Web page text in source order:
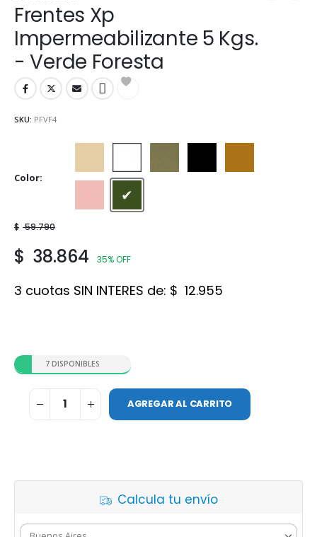
Frentes Xp
Impermeabilizante 5 Kgs.
- Verde Foresta
SKU: PFVF4
Color
Rojo cerámicoVerde Foresta
$ 59.790
$ 38.864 35% OFF
3 cuotas SIN INTERES de: $ 12.955
7 DISPONIBLES
AGREGAR AL CARRITO
Calcula tu envío